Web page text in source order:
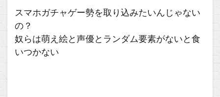
スマホガチャゲー勢を取り込みたいんじゃない
の？
奴らは萌え絵と声優とランダム要素がないと食
いつかない